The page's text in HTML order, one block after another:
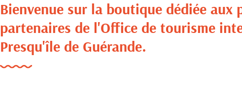
Bienvenue sur la boutique dédiée aux
partenaires de l'Office de tourisme
Presqu'île de Guérande.